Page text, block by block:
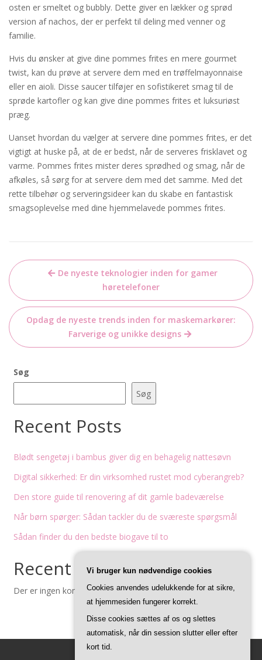
osten er smeltet og bubbly. Dette giver en lækker og sprød
version af nachos, der er perfekt til deling med venner og
familie.
Hvis du ønsker at give dine pommes frites en mere gourmet
twist, kan du prøve at servere dem med en trøffelmayonnaise
eller en aioli. Disse saucer tilføjer en sofistikeret smag til de
sprøde kartofler og kan give dine pommes frites et luksuriøst
præg.
Uanset hvordan du vælger at servere dine pommes frites, er det
vigtigt at huske på, at de er bedst, når de serveres frisklavet og
varme. Pommes frites mister deres sprødhed og smag, når de
afkøles, så sørg for at servere dem med det samme. Med det
rette tilbehør og serveringsideer kan du skabe en fantastisk
smagsoplevelse med dine hjemmelavede pommes frites.
Indlægsnavigation
De nyeste teknologier inden for gamer
høretelefoner
Opdag de nyeste trends inden for maskemarkører:
Farverige og unikke designs
Søg
Søg
Recent Posts
Blødt sengetøj i bambus giver dig en behagelig nattesøvn
Digital sikkerhed: Er din virksomhed rustet mod cyberangreb?
Den store guide til renovering af dit gamle badeværelse
Når børn spørger: Sådan tackler du de sværeste spørgsmål
Sådan finder du den bedste biogave til to
Recent Comments
Der er ingen kommentarer at vise.
Vi bruger kun nødvendige cookies
Cookies anvendes udelukkende for at sikre,
at hjemmesiden fungerer korrekt.
Disse cookies sættes af os og slettes
automatisk, når din session slutter eller efter
kort tid.